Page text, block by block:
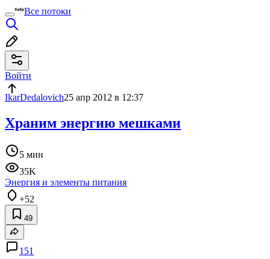
Все потоки
Войти
IkarDedalovich25 апр 2012 в 12:37
Храним энергию мешками
5 мин
35K
Энергия и элементы питания
+52
49
151